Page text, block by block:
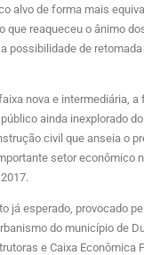
alvo de forma mais
que reaqueceu o ânimo
possibilidade de
nova e intermediária, a
ainda inexplorado
civil que anseia o
setor econômico
já esperado, provocado
do município de
e Caixa Econômica